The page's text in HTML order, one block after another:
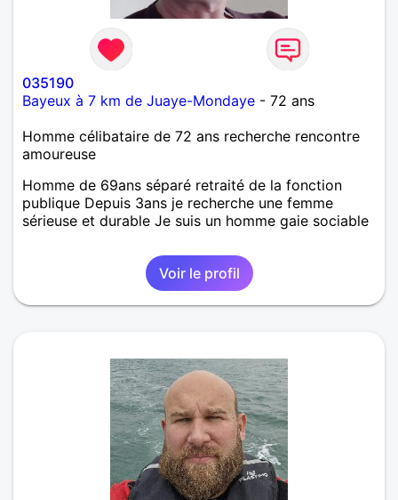
035190
Bayeux à 7 km de Juaye-Mondaye - 72 ans
Homme célibataire de 72 ans recherche rencontre
amoureuse
Homme de 69ans séparé retraité de la fonction
publique Depuis 3ans je recherche une femme
sérieuse et durable Je suis un homme gaie sociable
Voir le profil